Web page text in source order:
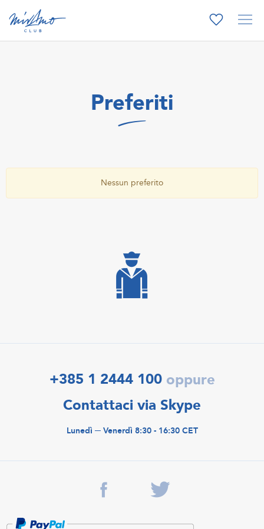
Preferiti
Nessun preferito
+385 1 2444 100 oppure
Contattaci via Skype
Lunedì ─ Venerdì 8:30 - 16:30 CET